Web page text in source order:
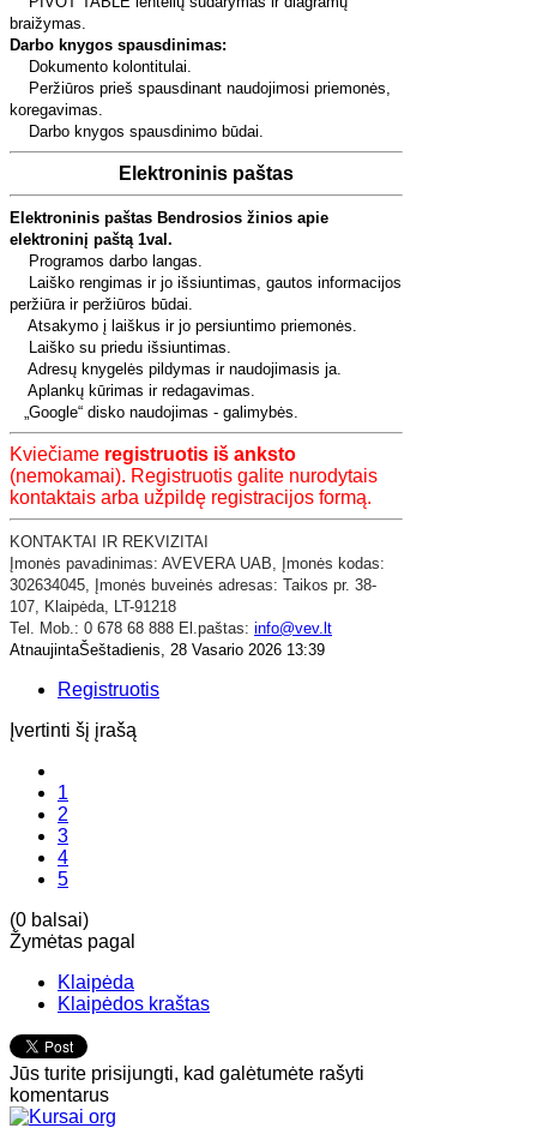
braižymas.
Darbo knygos spausdinimas:
Dokumento kolontitulai.
Peržiūros prieš spausdinant naudojimosi priemonės,
koregavimas.
Darbo knygos spausdinimo būdai.
Elektroninis paštas
Elektroninis paštas Bendrosios žinios apie
elektroninį paštą 1val.
Programos darbo langas.
Laiško rengimas ir jo išsiuntimas, gautos informacijos
peržiūra ir peržiūros būdai.
Atsakymo į laiškus ir jo persiuntimo priemonės.
Laiško su priedu išsiuntimas.
Adresų knygelės pildymas ir naudojimasis ja.
Aplankų kūrimas ir redagavimas.
„Google“ disko naudojimas - galimybės.
Kviečiame registruotis iš anksto
(nemokamai). Registruotis galite nurodytais
kontaktais arba užpildę registracijos formą.
KONTAKTAI IR REKVIZITAI
​Įmonės pavadinimas: AVEVERA UAB, Įmonės kodas:
302634045, Įmonės buveinės adresas: Taikos pr. 38-
107, Klaipėda, LT-91218
Tel. Mob.: 0 678 68 888 El.paštas: info@vev.lt
AtnaujintaŠeštadienis, 28 Vasario 2026 13:39
Registruotis
Įvertinti šį įrašą
1
2
3
4
5
(0 balsai)
Žymėtas pagal
Klaipėda
Klaipėdos kraštas
Jūs turite prisijungti, kad galėtumėte rašyti
komentarus